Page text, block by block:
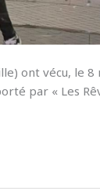
ont vécu, le
par « Les